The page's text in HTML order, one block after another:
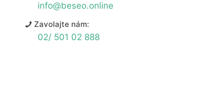
info@beseo.online
Zavolajte nám:
02/ 501 02 888